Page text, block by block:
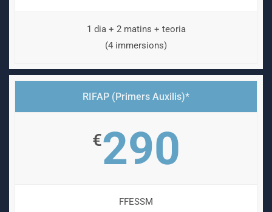
1 dia + 2 matins + teoria
(4 immersions)
RIFAP (Primers Auxilis)*
€290
FFESSM